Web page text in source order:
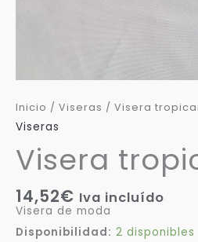
Inicio / Viseras / Visera
Viseras
Visera
14,52€ Iva incluído
Visera de moda
Disponibilidad: 2 disponibles